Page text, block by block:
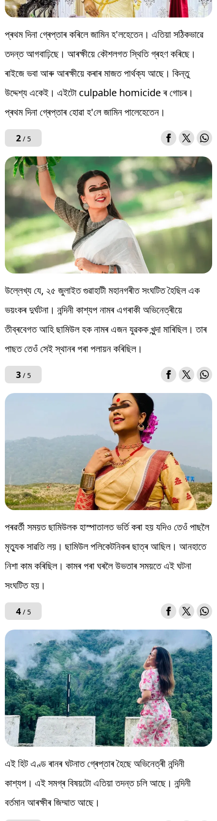
প্ৰথম দিনা গ্ৰেপ্তাৰ কৰিলে জামিন হ'লহেতেন। এতিয়া সঠিকভাৱে
তদন্ত আগবাঢ়িছে। আৰক্ষীয়ে কৌশলগত স্থিতি গ্ৰহণ কৰিছে।
ৰাইজে ভবা আৰু আৰক্ষীয়ে কৰাৰ মাজত পাৰ্থক্য আছে। কিন্তু
উদ্দেশ্য একেই। এইটো culpable homicide ৰ গোচৰ।
প্ৰথম দিনা গ্ৰেপ্তাৰ হোৱা হ'লে জামিন পালেহেতেন।
2/ 5
উল্লেখ্য যে, ২৫ জুলাইত গুৱাহাটী মহানগৰীত সংঘটিত হৈছিল এক
ভয়ংকৰ দুৰ্ঘটনা। নন্দিনী কাশ্যপ নামৰ এগৰাকী অভিনেত্ৰীয়ে
তীব্ৰবেগত আহি ছামিউল হক নামৰ এজন যুৱকক খুন্দা মাৰিছিল। তাৰ
পাছত তেওঁ সেই স্থানৰ পৰা পলায়ন কৰিছিল।
3/ 5
পৰৱৰ্তী সময়ত ছামিউলক হাস্পাতালত ভৰ্তি কৰা হয় যদিও তেওঁ পাছলৈ
মৃত্যুক সাৱতি লয়। ছামিউল পলিকেটনিকৰ ছাত্ৰ আছিল। আনহাতে
নিশা কাম কৰিছিল। কামৰ পৰা ঘৰলৈ উভতাৰ সময়তে এই ঘটনা
সংঘটিত হয়।
4/ 5
এই হিট এণ্ড ৰানৰ ঘটনাত গ্ৰেপ্তাৰ হৈছে অভিনেত্ৰী নন্দিনী
কাশ্যপ। এই সমগ্ৰ বিষয়টো এতিয়া তদন্ত চলি আছে। নন্দিনী
বৰ্তমান আৰক্ষীৰ জিম্মাত আছে।